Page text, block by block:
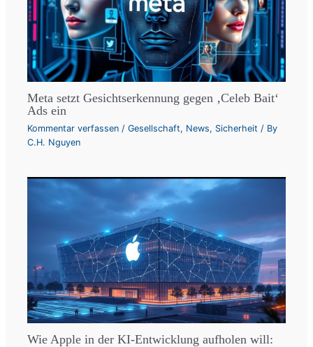
Meta setzt Gesichtserkennung gegen ‚Celeb Bait‘
Ads ein
Kommentar verfassen /Gesellschaft, News, Sicherheit / By
C.H. Nguyen
Wie Apple in der KI-Entwicklung aufholen will: